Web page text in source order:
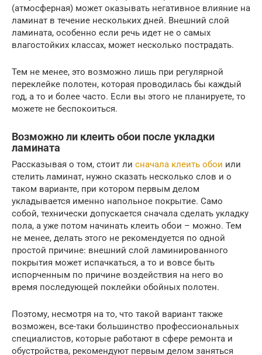
(атмосферная) может оказывать негативное влияние на
ламинат в течение нескольких дней. Внешний слой
ламината, особенно если речь идет не о самых
влагостойких классах, может несколько пострадать.
Тем не менее, это возможно лишь при регулярной
переклейке полотен, которая проводилась бы каждый
год, а то и более часто. Если вы этого не планируете, то
можете не беспокоиться.
Возможно ли клеить обои после укладки
ламината
Рассказывая о том, стоит ли сначала клеить обои или
стелить ламинат, нужно сказать несколько слов и о
таком варианте, при котором первым делом
укладывается именно напольное покрытие. Само
собой, технически допускается сначала сделать укладку
пола, а уже потом начинать клеить обои – можно. Тем
не менее, делать этого не рекомендуется по одной
простой причине: внешний слой ламинированного
покрытия может испачкаться, а то и вовсе быть
испорченным по причине воздействия на него во
время последующей поклейки обойных полотен.
Поэтому, несмотря на то, что такой вариант также
возможен, все-таки большинство профессиональных
специалистов, которые работают в сфере ремонта и
обустройства, рекомендуют первым делом заняться